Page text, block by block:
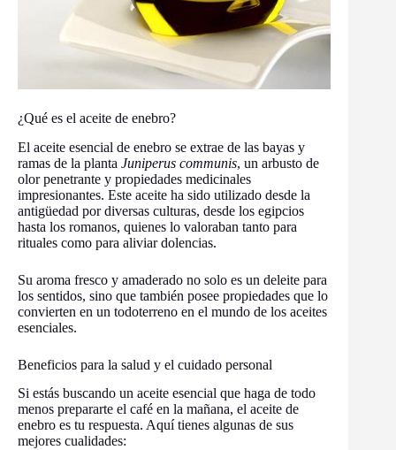
¿Qué es el aceite de enebro?
El aceite esencial de enebro se extrae de las bayas y
ramas de la planta Juniperus communis, un arbusto de
olor penetrante y propiedades medicinales
impresionantes. Este aceite ha sido utilizado desde la
antigüedad por diversas culturas, desde los egipcios
hasta los romanos, quienes lo valoraban tanto para
rituales como para aliviar dolencias.
Su aroma fresco y amaderado no solo es un deleite para
los sentidos, sino que también posee propiedades que lo
convierten en un todoterreno en el mundo de los aceites
esenciales.
Beneficios para la salud y el cuidado personal
Si estás buscando un aceite esencial que haga de todo
menos prepararte el café en la mañana, el aceite de
enebro es tu respuesta. Aquí tienes algunas de sus
mejores cualidades: